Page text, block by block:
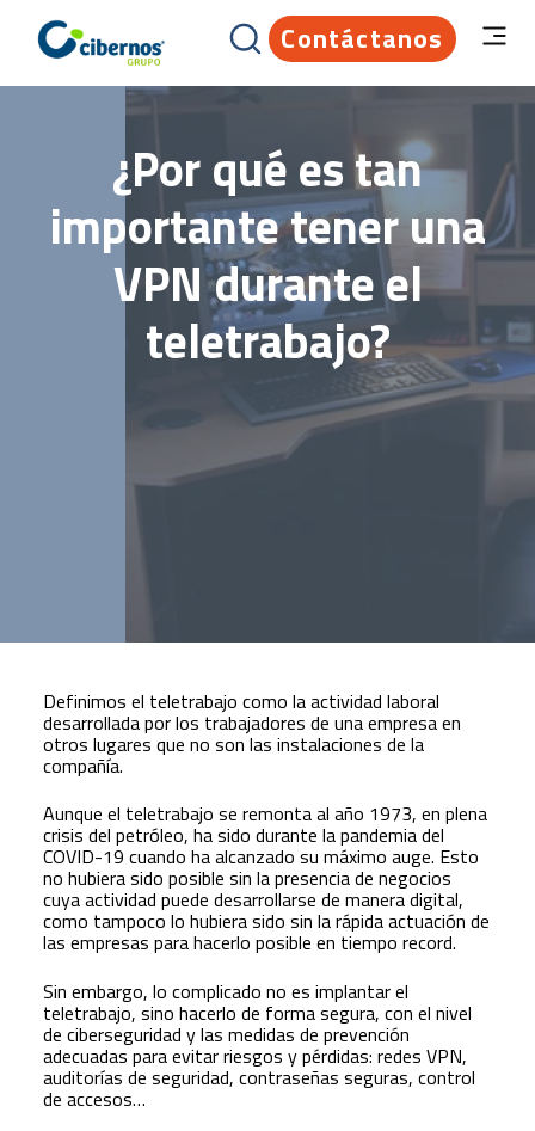
Contáctanos
¿Por qué es tan
importante tener una
VPN durante el
teletrabajo?
Definimos el teletrabajo como la actividad laboral
desarrollada por los trabajadores de una empresa en
otros lugares que no son las instalaciones de la
compañía.
Aunque el teletrabajo se remonta al año 1973, en plena
crisis del petróleo, ha sido durante la pandemia del
COVID-19 cuando ha alcanzado su máximo auge. Esto
no hubiera sido posible sin la presencia de negocios
cuya actividad puede desarrollarse de manera digital,
como tampoco lo hubiera sido sin la rápida actuación de
las empresas para hacerlo posible en tiempo record.
Sin embargo, lo complicado no es implantar el
teletrabajo, sino hacerlo de forma segura, con el nivel
de ciberseguridad y las medidas de prevención
adecuadas para evitar riesgos y pérdidas: redes VPN,
auditorías de seguridad, contraseñas seguras, control
de accesos…